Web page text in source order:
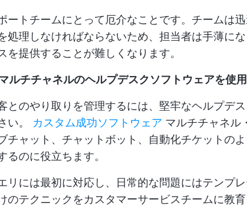
ートチームにとって厄介なことです。チームは
処理しなければならないため、担当者は手薄に
を提供することが難しくなります。
ルチチャネルのヘルプデスクソフトウェアを使
とのやり取りを管理するには、堅牢なヘルプデ
い。 カスタム成功ソフトウェア マルチチャネル
チャット、チャットボット、自動化チケットの
るのに役立ちます。
リには最初に対応し、日常的な問題にはテンプ
のテクニックをカスタマーサービスチームに教